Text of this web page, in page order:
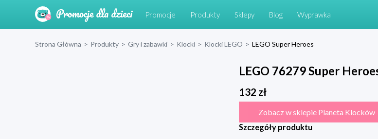
Promocje Produkty Sklepy Blog Wyprawka
Strona Główna > Produkty > Gry i zabawki > Klocki > Klocki LEGO > LEGO Super Heroes
LEGO 76279 Super
132 zł
Zobacz w sklepie Planeta Klocków
Szczegóły produktu